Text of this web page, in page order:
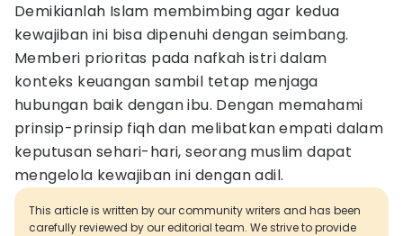
Demikianlah Islam membimbing agar kedua
kewajiban ini bisa dipenuhi dengan seimbang.
Memberi prioritas pada nafkah istri dalam
konteks keuangan sambil tetap menjaga
hubungan baik dengan ibu. Dengan memahami
prinsip-prinsip fiqh dan melibatkan empati dalam
keputusan sehari-hari, seorang muslim dapat
mengelola kewajiban ini dengan adil.
This article is written by our community writers and has been
carefully reviewed by our editorial team. We strive to provide